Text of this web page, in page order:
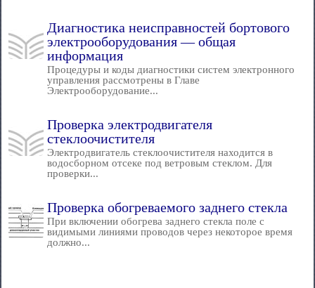
Диагностика неисправностей бортового
электрооборудования — общая
информация
Процедуры и коды диагностики систем электронного
управления рассмотрены в Главе
Электрооборудование...
Проверка электродвигателя
стеклоочистителя
Электродвигатель стеклоочистителя находится в
водосборном отсеке под ветровым стеклом. Для
проверки...
Проверка обогреваемого заднего стекла
При включении обогрева заднего стекла поле с
видимыми линиями проводов через некоторое время
должно...